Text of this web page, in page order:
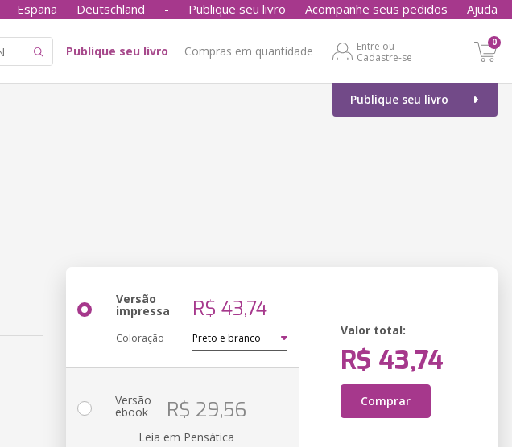
España Deutschland - Publique seu livro Acompanhe seus pedidos Ajuda
Publique seu livro Compras em quantidade
Entre ou
Cadastre-se
0
Publique seu livro
Versão
impressa R$ 43,74
Coloração
Valor total:
R$ 43,74
Comprar
Versão
ebook R$ 29,56
Leia em Pensática